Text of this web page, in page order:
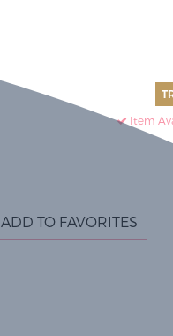
Item
ADD TO FAVORITES